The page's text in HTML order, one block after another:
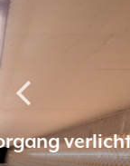
Openbare